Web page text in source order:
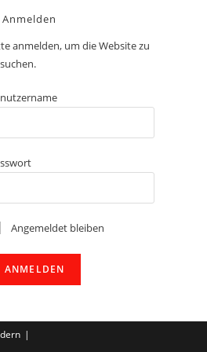
Anmelden
anmelden, um die Website zu
Angemeldet bleiben